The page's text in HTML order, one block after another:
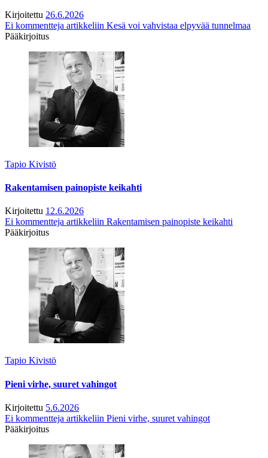
Kirjoitettu 26.6.2026
Ei kommentteja artikkeliin Kesä voi vahvistaa elpyvää tunnelmaa
Pääkirjoitus
Tapio Kivistö
Rakentamisen painopiste keikahti
Kirjoitettu 12.6.2026
Ei kommentteja artikkeliin Rakentamisen painopiste keikahti
Pääkirjoitus
Tapio Kivistö
Pieni virhe, suuret vahingot
Kirjoitettu 5.6.2026
Ei kommentteja artikkeliin Pieni virhe, suuret vahingot
Pääkirjoitus